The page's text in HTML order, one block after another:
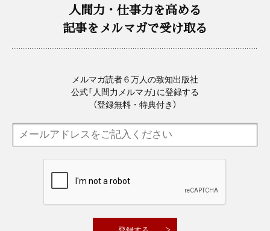
人間力・仕事力を高める
記事をメルマガで受け取る
メルマガ読者６万人の致知出版社
公式「人間力メルマガ」に登録する
（登録無料・特典付き）